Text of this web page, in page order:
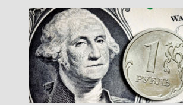
о
EUR/USD
прогноз
Евро
Доллар
на
10
октября
2025